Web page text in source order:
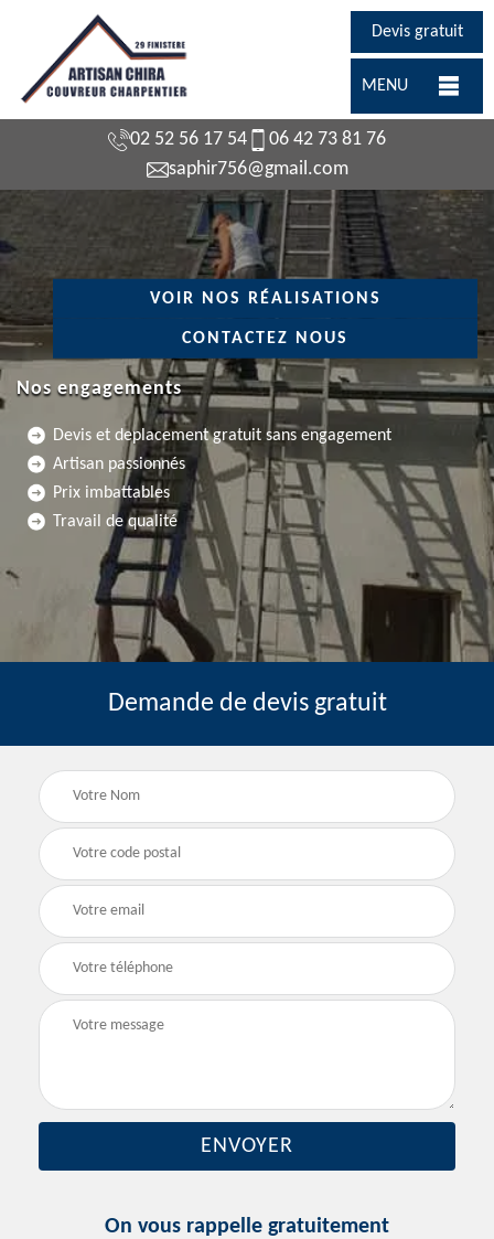
Devis gratuit
MENU
02 52 56 17 54
06 42 73 81 76
saphir756@gmail.com
VOIR NOS RÉALISATIONS
CONTACTEZ NOUS
Nos engagements
Devis et deplacement gratuit sans engagement
Artisan passionnés
Prix imbattables
Travail de qualité
Demande de devis gratuit
On vous rappelle gratuitement